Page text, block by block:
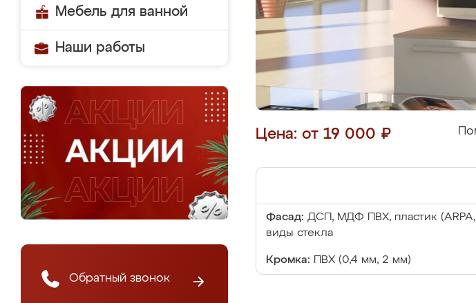
Мебель для ванной
Наши работы
Обратный звонок
Цена: от 19 000 ₽
Фасад: ДСП, МДФ ПВХ, пластик
виды стекла
Кромка: ПВХ (0,4 мм, 2 мм)